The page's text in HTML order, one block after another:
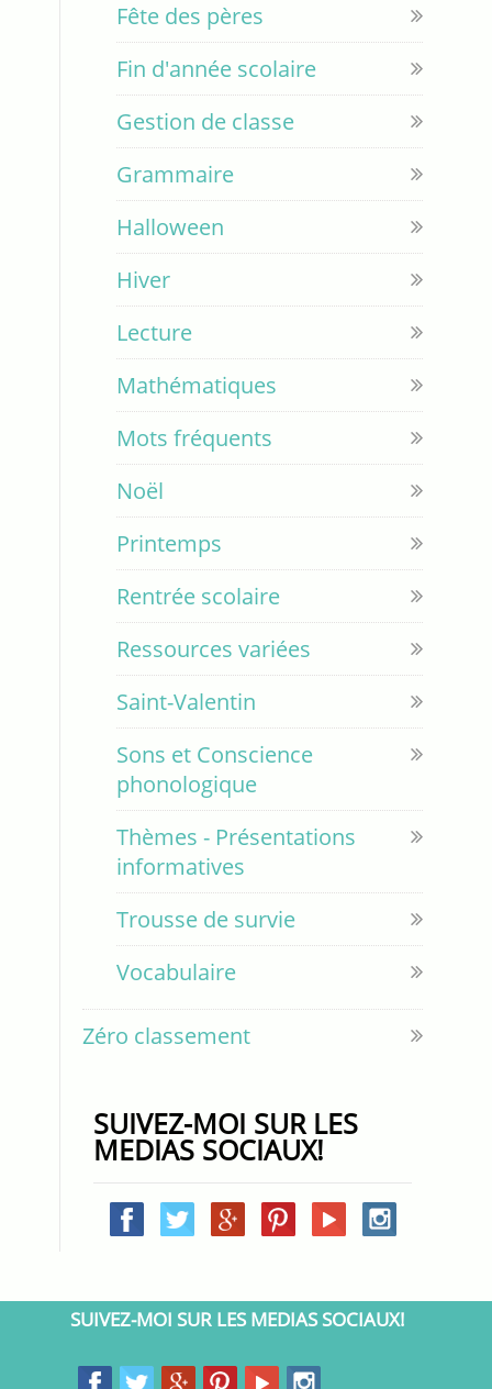
Fête des pères
Fin d'année scolaire
Gestion de classe
Grammaire
Halloween
Hiver
Lecture
Mathématiques
Mots fréquents
Noël
Printemps
Rentrée scolaire
Ressources variées
Saint-Valentin
Sons et Conscience
phonologique
Thèmes - Présentations
informatives
Trousse de survie
Vocabulaire
Zéro classement
SUIVEZ-MOI SUR LES
MEDIAS SOCIAUX!
SUIVEZ-MOI SUR LES MEDIAS SOCIAUX!